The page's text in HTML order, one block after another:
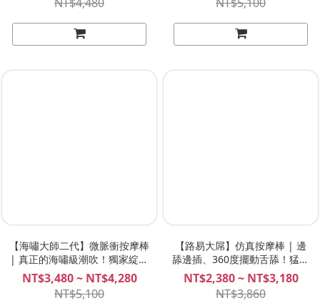
【海嘯大師二代】微脈衝按摩棒
| 真正的海嘯級潮吹！獨家綻放
式震感、雙點內外高潮的天花
板！LADYEMMA Tsunami
Master II
NT$3,480 ~ NT$4,280
NT$5,100
【路易大屌】仿真按摩棒 | 邊
舔邊插、360度擺動舌舔！猛爆
雙點爆噴高潮! 旋轉攪動、舌
舔、震動、加溫！LadyEmma
NT$2,380 ~ NT$3,180
NT$3,860